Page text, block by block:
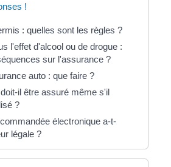
!
: quelles sont les règles ?
l'effet d'alcool ou de drogue :
sur l'assurance ?
auto : que faire ?
il être assuré même s'il
?
électronique a-t-
légale ?